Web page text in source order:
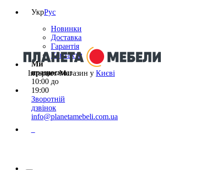
УкрРус
Новинки
Доставка
Гарантія
Контакти
Ми
працюємо:з
10:00 до
19:00
Зворотній
дзвінок
info@planetamebeli.com.ua
Інтернет-Магазин у Києві